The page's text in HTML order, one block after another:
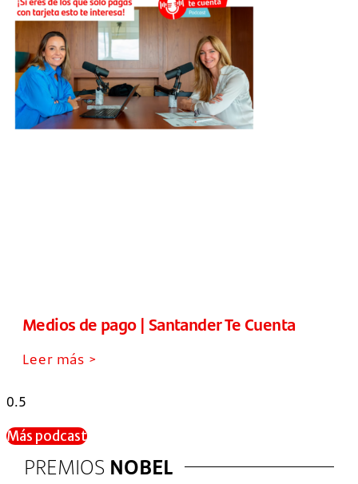
Medios de pago | Santander Te Cuenta
Leer más >
Más podcast
PREMIOS NOBEL